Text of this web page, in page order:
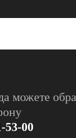
можете
53-00